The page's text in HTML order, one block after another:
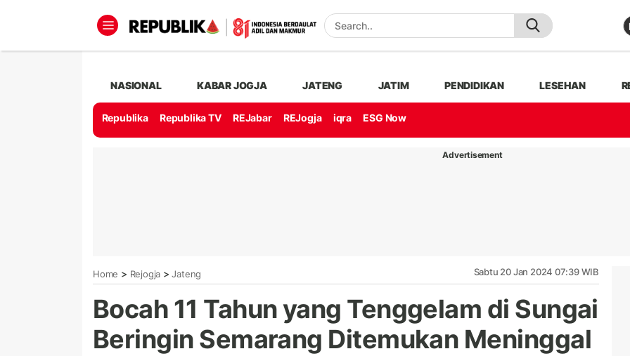
NASIONAL KABAR JOGJA JATENG JATIM PENDIDIKAN LESEHAN
Republika Republika TV REJabar REJogja iqra ESG Now
Advertisement
Home > Rejogja > Jateng Sabtu 20 Jan 2024 07:39 WIB
Bocah 11 Tahun yang Tenggelam di Sungai
Beringin Semarang Ditemukan Meninggal